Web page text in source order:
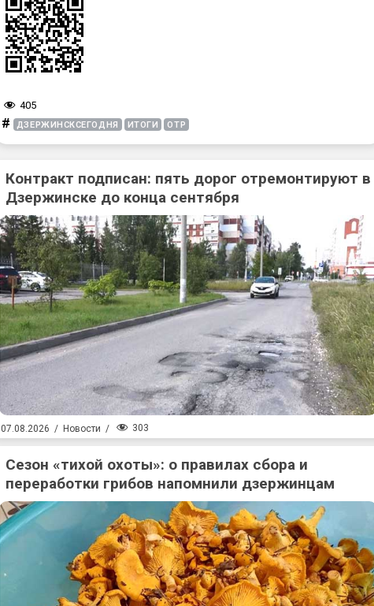
405
# ДЗЕРЖИНСКСЕГОДНЯ ИТОГИ ОТР
Контракт подписан: пять дорог отремонтируют в
Дзержинске до конца сентября
07.08.2026 / Новости / 303
Сезон «тихой охоты»: о правилах сбора и
переработки грибов напомнили дзержинцам